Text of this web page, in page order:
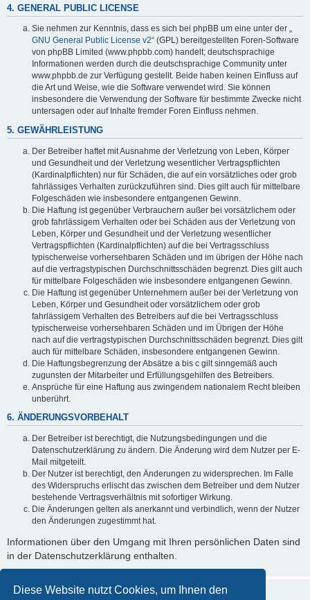
Diese Website nutzt Cookies, um Ihnen den
4. GENERAL PUBLIC LICENSE
Sie nehmen zur Kenntnis, dass es sich bei phpBB um eine unter der „
GNU General Public License v2“ (GPL) bereitgestellten Foren-Software
von phpBB Limited (www.phpbb.com) handelt; deutschsprachige
Informationen werden durch die deutschsprachige Community unter
www.phpbb.de zur Verfügung gestellt. Beide haben keinen Einfluss auf
die Art und Weise, wie die Software verwendet wird. Sie können
insbesondere die Verwendung der Software für bestimmte Zwecke nicht
untersagen oder auf Inhalte fremder Foren Einfluss nehmen.
5. GEWÄHRLEISTUNG
Der Betreiber haftet mit Ausnahme der Verletzung von Leben, Körper
und Gesundheit und der Verletzung wesentlicher Vertragspflichten
(Kardinalpflichten) nur für Schäden, die auf ein vorsätzliches oder grob
fahrlässiges Verhalten zurückzuführen sind. Dies gilt auch für mittelbare
Folgeschäden wie insbesondere entgangenen Gewinn.
Die Haftung ist gegenüber Verbrauchern außer bei vorsätzlichem oder
grob fahrlässigem Verhalten oder bei Schäden aus der Verletzung von
Leben, Körper und Gesundheit und der Verletzung wesentlicher
Vertragspflichten (Kardinalpflichten) auf die bei Vertragsschluss
typischerweise vorhersehbaren Schäden und im übrigen der Höhe nach
auf die vertragstypischen Durchschnittsschäden begrenzt. Dies gilt auch
für mittelbare Folgeschäden wie insbesondere entgangenen Gewinn.
Die Haftung ist gegenüber Unternehmern außer bei der Verletzung von
Leben, Körper und Gesundheit oder vorsätzlichem oder grob
fahrlässigem Verhalten des Betreibers auf die bei Vertragsschluss
typischerweise vorhersehbaren Schäden und im Übrigen der Höhe
nach auf die vertragstypischen Durchschnittsschäden begrenzt. Dies gilt
auch für mittelbare Schäden, insbesondere entgangenen Gewinn.
Die Haftungsbegrenzung der Absätze a bis c gilt sinngemäß auch
zugunsten der Mitarbeiter und Erfüllungsgehilfen des Betreibers.
Ansprüche für eine Haftung aus zwingendem nationalem Recht bleiben
unberührt.
6. ÄNDERUNGSVORBEHALT
Der Betreiber ist berechtigt, die Nutzungsbedingungen und die
Datenschutzerklärung zu ändern. Die Änderung wird dem Nutzer per E-
Mail mitgeteilt.
Der Nutzer ist berechtigt, den Änderungen zu widersprechen. Im Falle
des Widerspruchs erlischt das zwischen dem Betreiber und dem Nutzer
bestehende Vertragsverhältnis mit sofortiger Wirkung.
Die Änderungen gelten als anerkannt und verbindlich, wenn der Nutzer
den Änderungen zugestimmt hat.
Informationen über den Umgang mit Ihren persönlichen Daten sind
in der Datenschutzerklärung enthalten.